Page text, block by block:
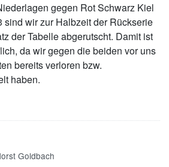
gegen Rot Schwarz Kiel
sind wir zur Halbzeit der Rückserie
der Tabelle abgerutscht. Damit ist
da wir gegen die beiden vor uns
bereits verloren bzw.
haben.
Goldbach